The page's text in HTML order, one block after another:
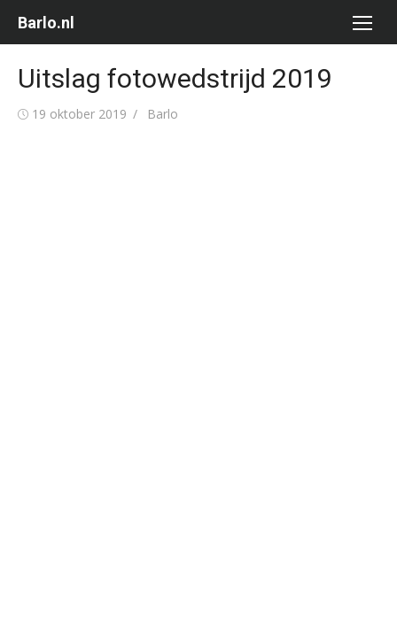
naar
inhoud
Barlo.nl
Uitslag fotowedstrijd 2019
Gepubliceerd
19 oktober 2019 Auteur
Barlo